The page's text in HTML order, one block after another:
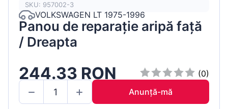
SKU: 957002-3
VOLKSWAGEN LT 1975-1996
Panou de reparație aripă față
/ Dreapta
244.33 RON
(0)
Anunță-mă